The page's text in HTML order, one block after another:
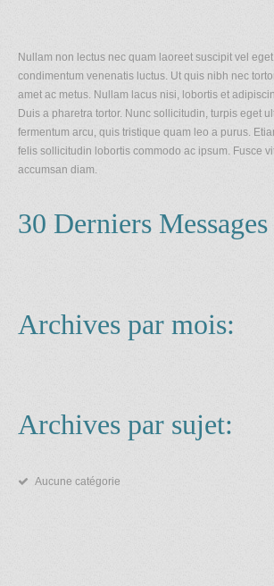
Nullam non lectus nec quam laoreet suscipit vel
condimentum venenatis luctus. Ut quis nibh nec
amet ac metus. Nullam lacus nisi, lobortis et
Duis a pharetra tortor. Nunc sollicitudin, turpis eget
fermentum arcu, quis tristique quam leo a purus.
felis sollicitudin lobortis commodo ac ipsum. Fusce
accumsan diam.
30 Derniers Messages
Archives par mois:
Archives par sujet:
Aucune catégorie